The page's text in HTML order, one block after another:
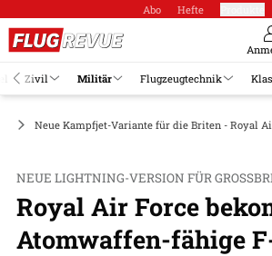
Abo Hefte
Zivil Militär Flugzeugtechnik
Neue Kampfjet-Variante für die Briten - Royal
NEUE LIGHTNING-VERSION FÜR
Royal Air Force
Atomwaffen-fähige